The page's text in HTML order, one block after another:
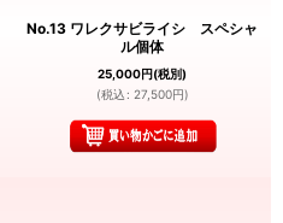
No.13 ワレクサビライシ スペシャ
ル個体
25,000円(税別)
(税込 : 27,500円)